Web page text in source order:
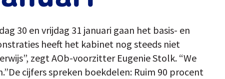
30 en vrijdag 31 januari gaan het basis- en
heeft het kabinet nog steeds niet
zegt AOb-voorzitter Eugenie Stolk. “We
cijfers spreken boekdelen: Ruim 90 procent